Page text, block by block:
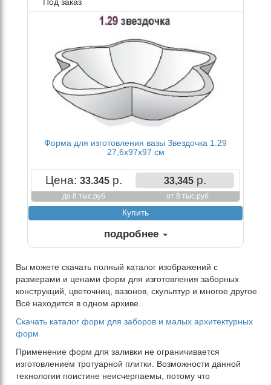
Форма для изготовления вазы Звездочка 1.29
27,6х97х97 см
Цена: 33.345р.
до 8 тыс.руб
33,345р.
от 8 тыс.руб
подробнее
Вы можете скачать полный каталог изображений с
размерами и ценами форм для изготовления заборных
конструкций, цветочниц, вазонов, скульптур и многое другое.
Всё находится в одном архиве.
Скачать каталог форм для заборов и малых архитектурных
форм
Применение форм для заливки не ограничивается
изготовлением тротуарной плитки. Возможности данной
технологии поистине неисчерпаемы, потому что